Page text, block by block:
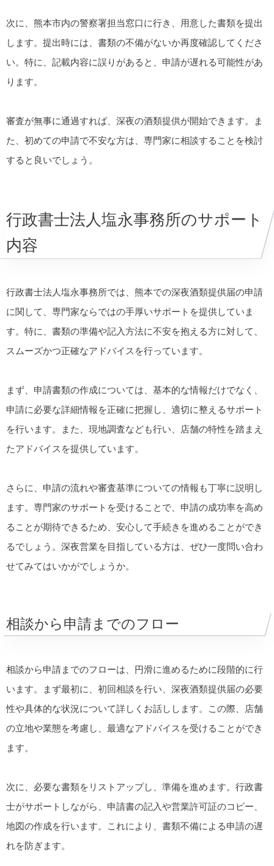
次に、熊本市内の警察署担当窓口に行き、用意した書類を提出
します。提出時には、書類の不備がないか再度確認してくださ
い。特に、記載内容に誤りがあると、申請が遅れる可能性があ
ります。
審査が無事に通過すれば、深夜の酒類提供が開始できます。ま
た、初めての申請で不安な方は、専門家に相談することを検討
すると良いでしょう。
行政書士法人塩永事務所のサポート
内容
行政書士法人塩永事務所では、熊本での深夜酒類提供届の申請
に関して、専門家ならではの手厚いサポートを提供していま
す。特に、書類の準備や記入方法に不安を抱える方に対して、
スムーズかつ正確なアドバイスを行っています。
まず、申請書類の作成については、基本的な情報だけでなく、
申請に必要な詳細情報を正確に把握し、適切に整えるサポート
を行います。また、現地調査なども行い、店舗の特性を踏まえ
たアドバイスを提供しています。
さらに、申請の流れや審査基準についての情報も丁寧に説明し
ます。専門家のサポートを受けることで、申請の成功率を高め
ることが期待できるため、安心して手続きを進めることができ
るでしょう。深夜営業を目指している方は、ぜひ一度問い合わ
せてみてはいかがでしょうか。
相談から申請までのフロー
相談から申請までのフローは、円滑に進めるために段階的に行
います。まず最初に、初回相談を行い、深夜酒類提供届の必要
性や具体的な状況について詳しくお話しします。この際、店舗
の立地や業態を考慮し、最適なアドバイスを受けることができ
ます。
次に、必要な書類をリストアップし、準備を進めます。行政書
士がサポートしながら、申請書の記入や営業許可証のコピー、
地図の作成を行います。これにより、書類不備による申請の遅
れを防ぎます。